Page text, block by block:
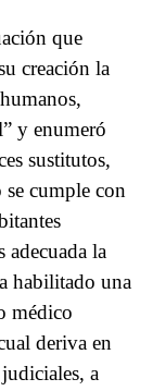
que
creación la
y enumeró
sustitutos,
se cumple con
la
habilitado una
médico
deriva en
a